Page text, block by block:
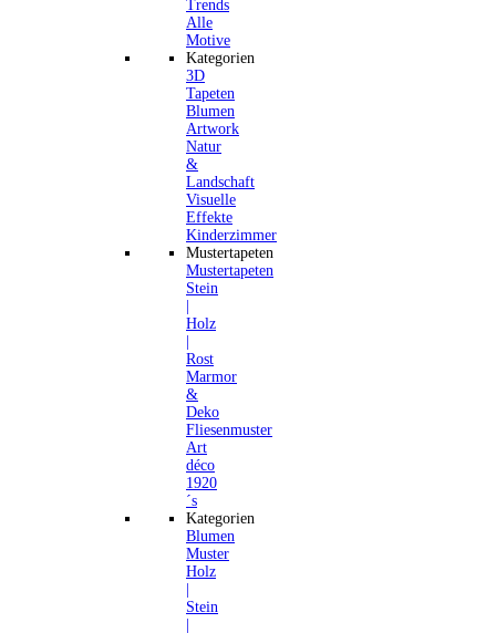
Trends
Alle
Motive
Kategorien
3D
Tapeten
Blumen
Artwork
Natur
&
Landschaft
Visuelle
Effekte
Kinderzimmer
Mustertapeten
Mustertapeten
Stein
Holz
Rost
Marmor
&
Deko
Fliesenmuster
Art
déco
1920
´s
Kategorien
Blumen
Muster
Holz
Stein